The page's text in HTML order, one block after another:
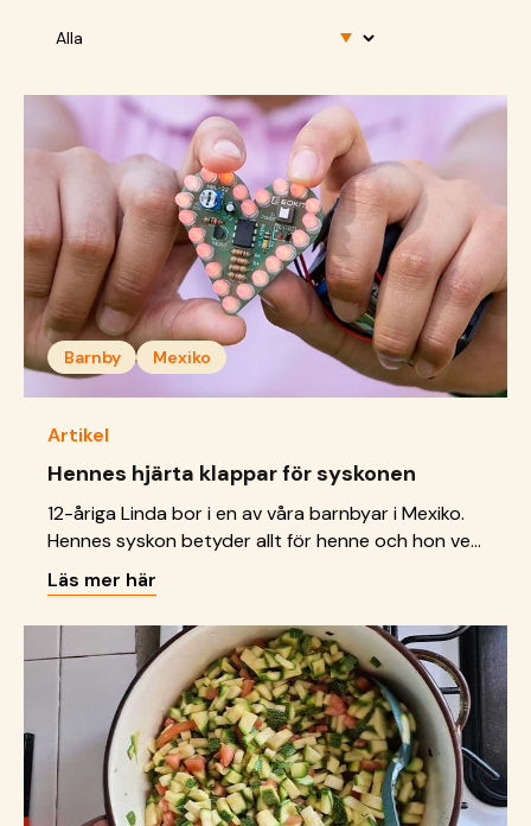
Barnby Mexiko
Artikel
Hennes hjärta klappar för syskonen
12-åriga Linda bor i en av våra barnbyar i Mexiko.
Hennes syskon betyder allt för henne och hon vet
att de kommer att hålla ihop även som vuxna. Här
berättar hon om deras relation.
Läs mer här